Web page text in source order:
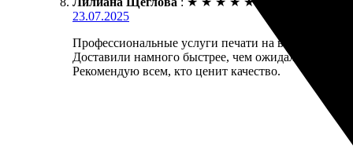
23.07.2025
Профессиональные услуги печати на высшем
Доставили намного быстрее, чем ожидала.
Рекомендую всем, кто ценит качество.